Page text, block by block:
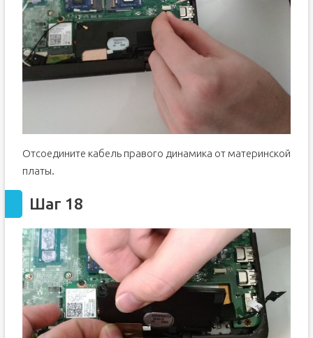
Отсоедините кабель правого динамика от материнской
платы.
Шаг 18